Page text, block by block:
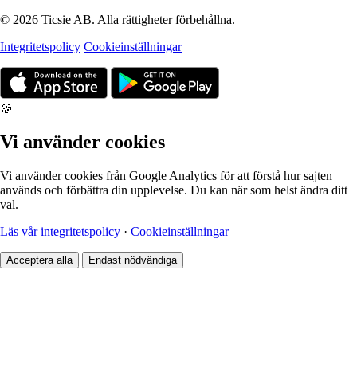
© 2026 Ticsie AB. Alla rättigheter förbehållna.
Integritetspolicy Cookieinställningar
🍪
Vi använder cookies
Vi använder cookies från Google Analytics för att förstå hur sajten
används och förbättra din upplevelse. Du kan när som helst ändra ditt
val.
Läs vår integritetspolicy · Cookieinställningar
Acceptera alla Endast nödvändiga